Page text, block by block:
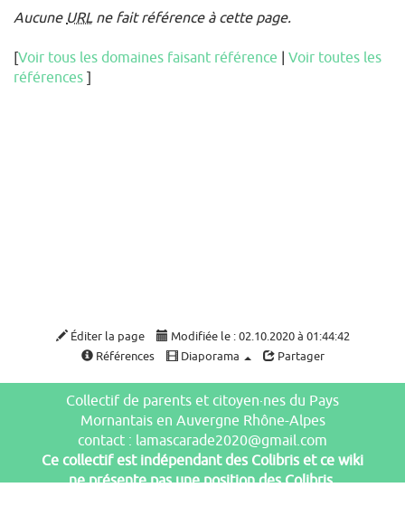
AucuneURLne fait référence à cette page.
[Voir tous les domaines faisant référence
Voir toutes les
références ]
Éditer la page
Modifiée le : 02.10.2020 à 01:44:42
Références
Diaporama Partager
Collectif de parents et citoyen·nes du Pays
Mornantais en Auvergne Rhône-Alpes
contact : lamascarade2020@gmail.com
Ce collectif est indépendant des Colibris et ce wiki
ne présente pas une position des Colibris.